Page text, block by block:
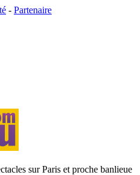
- Partenaire
sur Paris et proche banlieue